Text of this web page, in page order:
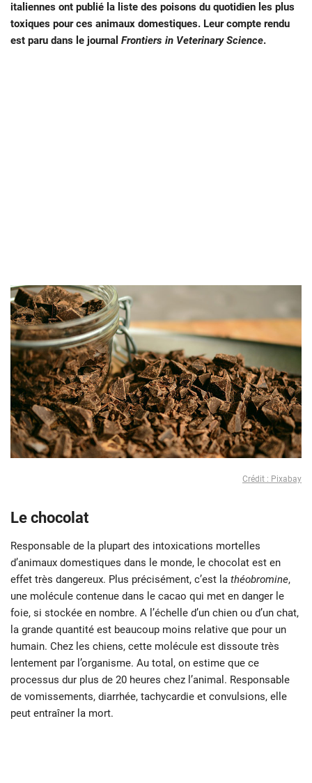
italiennes ont publié la liste des poisons du quotidien les plus
toxiques pour ces animaux domestiques. Leur compte rendu
est paru dans le journal Frontiers in Veterinary Science.
Crédit : Pixabay
Le chocolat
Responsable de la plupart des intoxications mortelles
d’animaux domestiques dans le monde, le chocolat est en
effet très dangereux. Plus précisément, c’est la théobromine,
une molécule contenue dans le cacao qui met en danger le
foie, si stockée en nombre. A l’échelle d’un chien ou d’un chat,
la grande quantité est beaucoup moins relative que pour un
humain. Chez les chiens, cette molécule est dissoute très
lentement par l’organisme. Au total, on estime que ce
processus dur plus de 20 heures chez l’animal. Responsable
de vomissements, diarrhée, tachycardie et convulsions, elle
peut entraîner la mort.